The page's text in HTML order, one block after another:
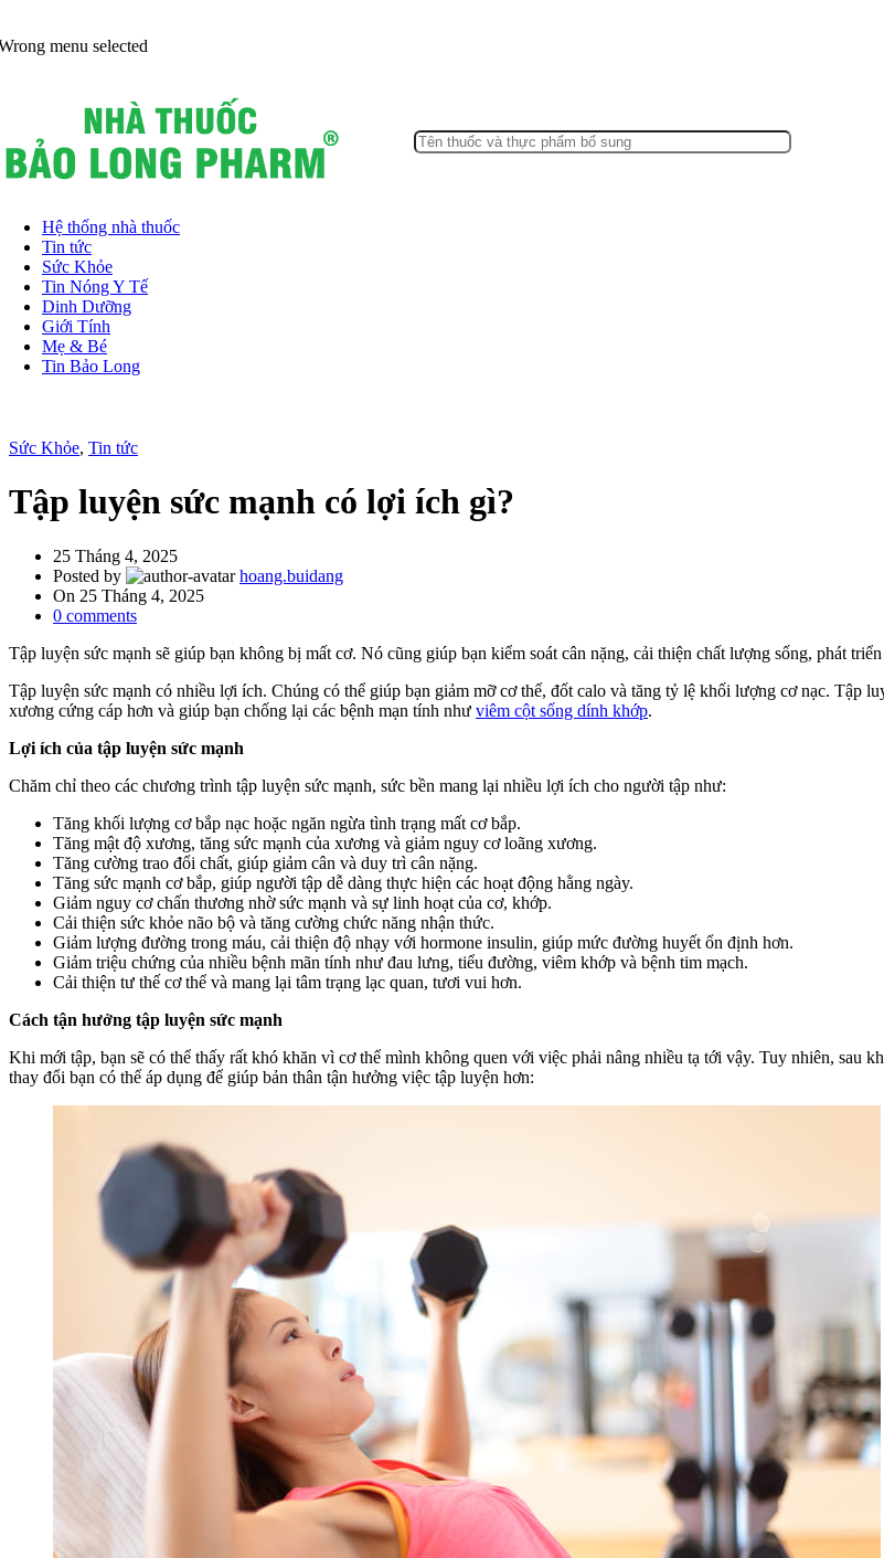
menu selected
Hệ thống nhà thuốc
Tin tức
Sức Khỏe
Tin Nóng Y Tế
Dinh Dưỡng
Giới Tính
Mẹ & Bé
Tin Bảo Long
Sức Khỏe, Tin tức
Tập luyện sức mạnh có lợi ích gì?
25 Tháng 4, 2025
Posted by
hoang.buidang
On 25 Tháng 4, 2025
0 comments
Tập luyện sức mạnh sẽ giúp bạn không bị mất cơ. Nó cũng giúp bạn kiểm soát cân nặng, cải thiện chất lượng sống, phát
Tập luyện sức mạnh có nhiều lợi ích. Chúng có thể giúp bạn giảm mỡ cơ thể, đốt calo và tăng tỷ lệ khối lượng cơ nạc. Tập
xương cứng cáp hơn và giúp bạn chống lại các bệnh mạn tính như viêm cột sống dính khớp.
Lợi ích của tập luyện sức mạnh
Chăm chỉ theo các chương trình tập luyện sức mạnh, sức bền mang lại nhiều lợi ích cho người tập như:
Tăng khối lượng cơ bắp nạc hoặc ngăn ngừa tình trạng mất cơ bắp.
Tăng mật độ xương, tăng sức mạnh của xương và giảm nguy cơ loãng xương.
Tăng cường trao đổi chất, giúp giảm cân và duy trì cân nặng.
Tăng sức mạnh cơ bắp, giúp người tập dễ dàng thực hiện các hoạt động hằng ngày.
Giảm nguy cơ chấn thương nhờ sức mạnh và sự linh hoạt của cơ, khớp.
Cải thiện sức khỏe não bộ và tăng cường chức năng nhận thức.
Giảm lượng đường trong máu, cải thiện độ nhạy với hormone insulin, giúp mức đường huyết ổn định hơn.
Giảm triệu chứng của nhiều bệnh mãn tính như đau lưng, tiểu đường, viêm khớp và bệnh tim mạch.
Cải thiện tư thế cơ thể và mang lại tâm trạng lạc quan, tươi vui hơn.
Cách tận hưởng tập luyện sức mạnh
Khi mới tập, bạn sẽ có thể thấy rất khó khăn vì cơ thể mình không quen với việc phải nâng nhiều tạ tới vậy. Tuy nhiên, sau
thay đổi bạn có thể áp dụng để giúp bản thân tận hưởng việc tập luyện hơn: